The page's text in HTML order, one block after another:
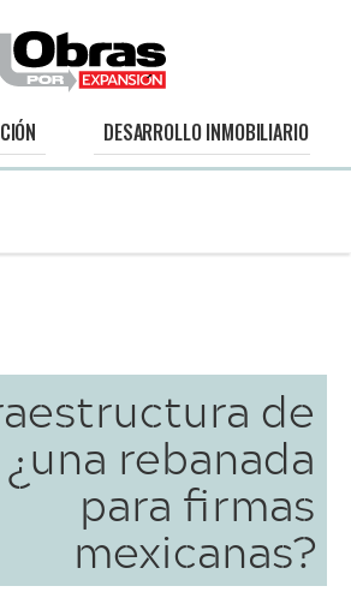
DESARROLLO INMOBILIARIO
de
rebanada
para firmas
mexicanas?